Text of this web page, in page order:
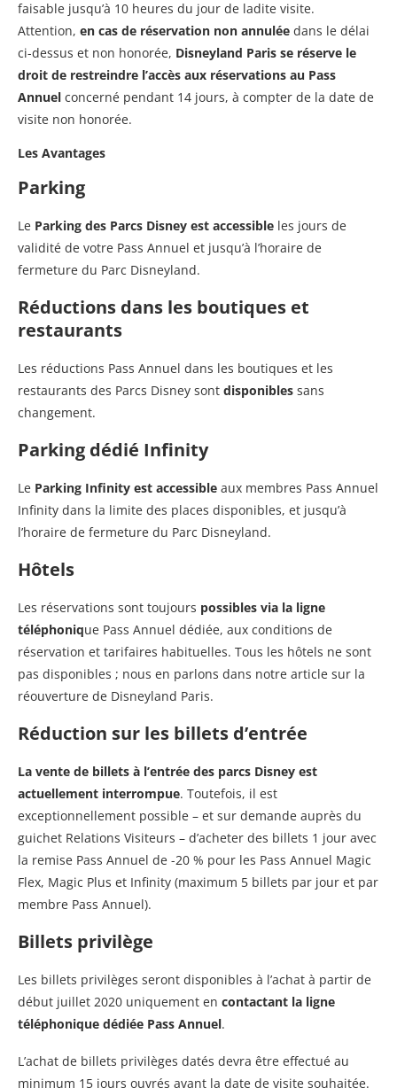
faisable jusqu’à 10 heures du jour de ladite visite.
Attention, en cas de réservation non annulée dans le délai
ci-dessus et non honorée, Disneyland Paris se réserve le
droit de restreindre l’accès aux réservations au Pass
Annuel concerné pendant 14 jours, à compter de la date de
visite non honorée.
Les Avantages
Parking
Le Parking des Parcs Disney est accessible les jours de
validité de votre Pass Annuel et jusqu’à l’horaire de
fermeture du Parc Disneyland.
Réductions dans les boutiques et
restaurants
Les réductions Pass Annuel dans les boutiques et les
restaurants des Parcs Disney sont disponibles sans
changement.
Parking dédié Infinity
Le Parking Infinity est accessible aux membres Pass Annuel
Infinity dans la limite des places disponibles, et jusqu’à
l’horaire de fermeture du Parc Disneyland.
Hôtels
Les réservations sont toujours possibles via la ligne
téléphonique Pass Annuel dédiée, aux conditions de
réservation et tarifaires habituelles. Tous les hôtels ne sont
pas disponibles ; nous en parlons dans notre article sur la
réouverture de Disneyland Paris.
Réduction sur les billets d’entrée
La vente de billets à l’entrée des parcs Disney est
actuellement interrompue. Toutefois, il est
exceptionnellement possible – et sur demande auprès du
guichet Relations Visiteurs – d’acheter des billets 1 jour avec
la remise Pass Annuel de -20 % pour les Pass Annuel Magic
Flex, Magic Plus et Infinity (maximum 5 billets par jour et par
membre Pass Annuel).
Billets privilège
Les billets privilèges seront disponibles à l’achat à partir de
début juillet 2020 uniquement en contactant la ligne
téléphonique dédiée Pass Annuel.
L’achat de billets privilèges datés devra être effectué au
minimum 15 jours ouvrés avant la date de visite souhaitée.